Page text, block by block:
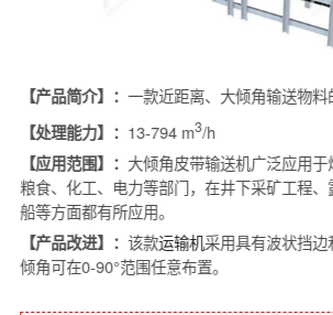
【产品简介】： 一款近距离、大倾角输送物料
【处理能力】： 13-794 m3/h
【应用范围】： 大倾角皮带输送机广泛应用于
粮食、化工、电力等部门，在井下采矿工程
船等方面都有所应用。
【产品改进】： 该款运输机采用具有波状挡边
倾角可在0-90°范围任意布置。